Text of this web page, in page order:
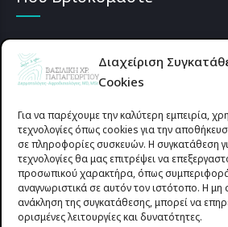
Διαχείριση
Cookies
Για να παρέχουμε την καλύτερη εμπειρία,
τεχνολογίες όπως cookies για την
σε πληροφορίες συσκευών. Η συγκατάθεση
τεχνολογίες θα μας επιτρέψει να
προσωπικού χαρακτήρα, όπως
αναγνωριστικά σε αυτόν τον ιστότοπο. Η μη
ανάκληση της συγκατάθεσης, μπορεί να
ορισμένες λειτουργίες και δυνατότητες.